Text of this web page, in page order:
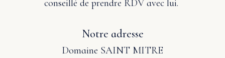
conseillé de prendre RDV avec lui.
Notre adresse
Domaine SAINT MITRE